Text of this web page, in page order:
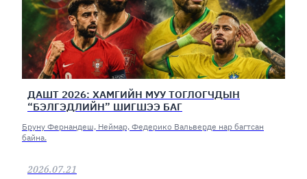
ДАШТ 2026: ХАМГИЙН МУУ ТОГЛОГЧДЫН
“БЭЛГЭДЛИЙН” ШИГШЭЭ БАГ
Бруну Фернандеш, Неймар, Федерико Вальверде нар багтсан
байна.
2026.07.21